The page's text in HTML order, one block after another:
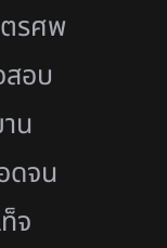
รศพ
สอบ
น
ดจน
จ